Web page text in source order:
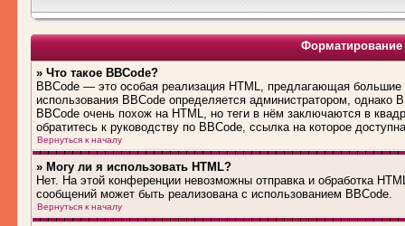
» Что такое BBCode?
BBCode — это особая реализация HTML, предлагающая
использования BBCode определяется администратором,
BBCode очень похож на HTML, но теги в нём заключаются в
обратитесь к руководству по BBCode, ссылка на которое
Вернуться к началу
» Могу ли я использовать HTML?
Нет. На этой конференции невозможны отправка и обработка
сообщений может быть реализована с использованием BBCode.
Вернуться к началу